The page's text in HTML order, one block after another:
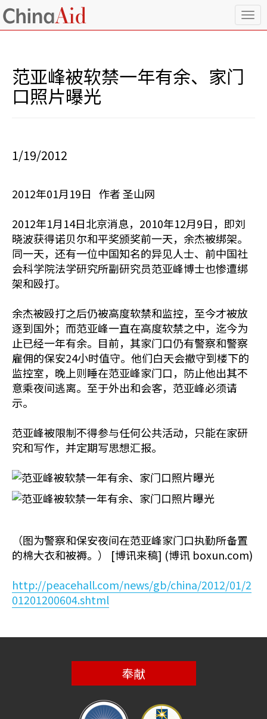
T
o
范亚峰被软禁一年有余、家门
口照片曝光
1/19/2012
2012年01月19日 作者 圣山网
2012年1月14日北京消息，2010年12月9日，即刘
晓波获得诺贝尔和平奖颁奖前一天，余杰被绑架。
同一天，还有一位中国知名的异见人士、前中国社
会科学院法学研究所副研究员范亚峰博士也惨遭绑
架和殴打。
余杰被殴打之后仍被高度软禁和监控，至今才被放
逐到国外；而范亚峰一直在高度软禁之中，迄今为
止已经一年有余。目前，其家门口仍有警察和警察
雇佣的保安24小时值守。他们白天会撤守到楼下的
监控室，晚上则睡在范亚峰家门口，防止他出其不
意乘夜间逃离。至于外出和会客，范亚峰必须请
示。
范亚峰被限制不得参与任何公共活动，只能在家研
究和写作，并定期写思想汇报。
（图为警察和保安夜间在范亚峰家门口执勤所备置
的棉大衣和被褥。） [博讯来稿] (博讯 boxun.com)
http://peacehall.com/news/gb/china/2012/01/2
01201200604.shtml
奉献